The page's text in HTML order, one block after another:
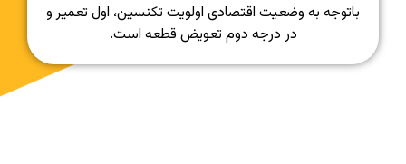
باتوجه به وضعیت اقتصادی اولویت تکنسین، اول تعمیر و
در درجه دوم تعویض قطعه است.